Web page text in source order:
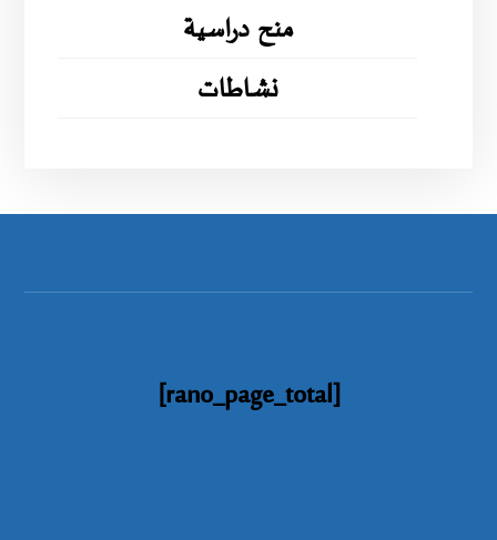
منح دراسية
نشاطات
[rano_page_total]